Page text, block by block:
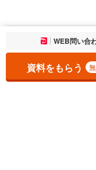
お気に入りに追加
WEB問い合
資料をもらう